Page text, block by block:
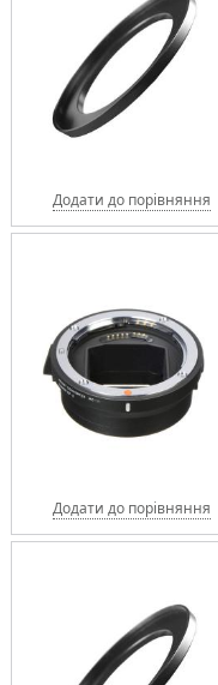
Додати до порівняння
Додати до порівняння